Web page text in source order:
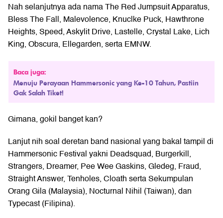
Nah selanjutnya ada nama The Red Jumpsuit Apparatus,
Bless The Fall, Malevolence, Knuclke Puck, Hawthrone
Heights, Speed, Askylit Drive, Lastelle, Crystal Lake, Lich
King, Obscura, Ellegarden, serta EMNW.
Baca juga:
Menuju Perayaan Hammersonic yang Ke-10 Tahun, Pastiin
Gak Salah Tiket!
Gimana, gokil banget kan?
Lanjut nih soal deretan band nasional yang bakal tampil di
Hammersonic Festival yakni Deadsquad, Burgerkill,
Strangers, Dreamer, Pee Wee Gaskins, Gledeg, Fraud,
Straight Answer, Tenholes, Cloath serta Sekumpulan
Orang Gila (Malaysia), Nocturnal Nihil (Taiwan), dan
Typecast (Filipina).